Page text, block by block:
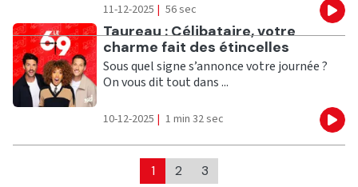
11-12-2025 | 56 sec
Ecouter
Taureau : Célibataire, votre
charme fait des étincelles
Sous quel signe s’annonce votre journée ?
On vous dit tout dans ...
10-12-2025 | 1 min 32 sec
1 2 3